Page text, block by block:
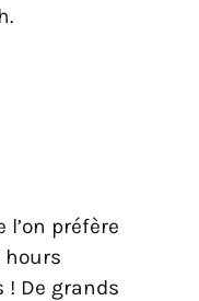
préfère
hours
De grands